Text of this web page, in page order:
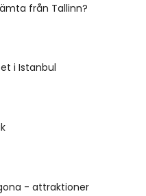
från Tallinn?
i Istanbul
- attraktioner